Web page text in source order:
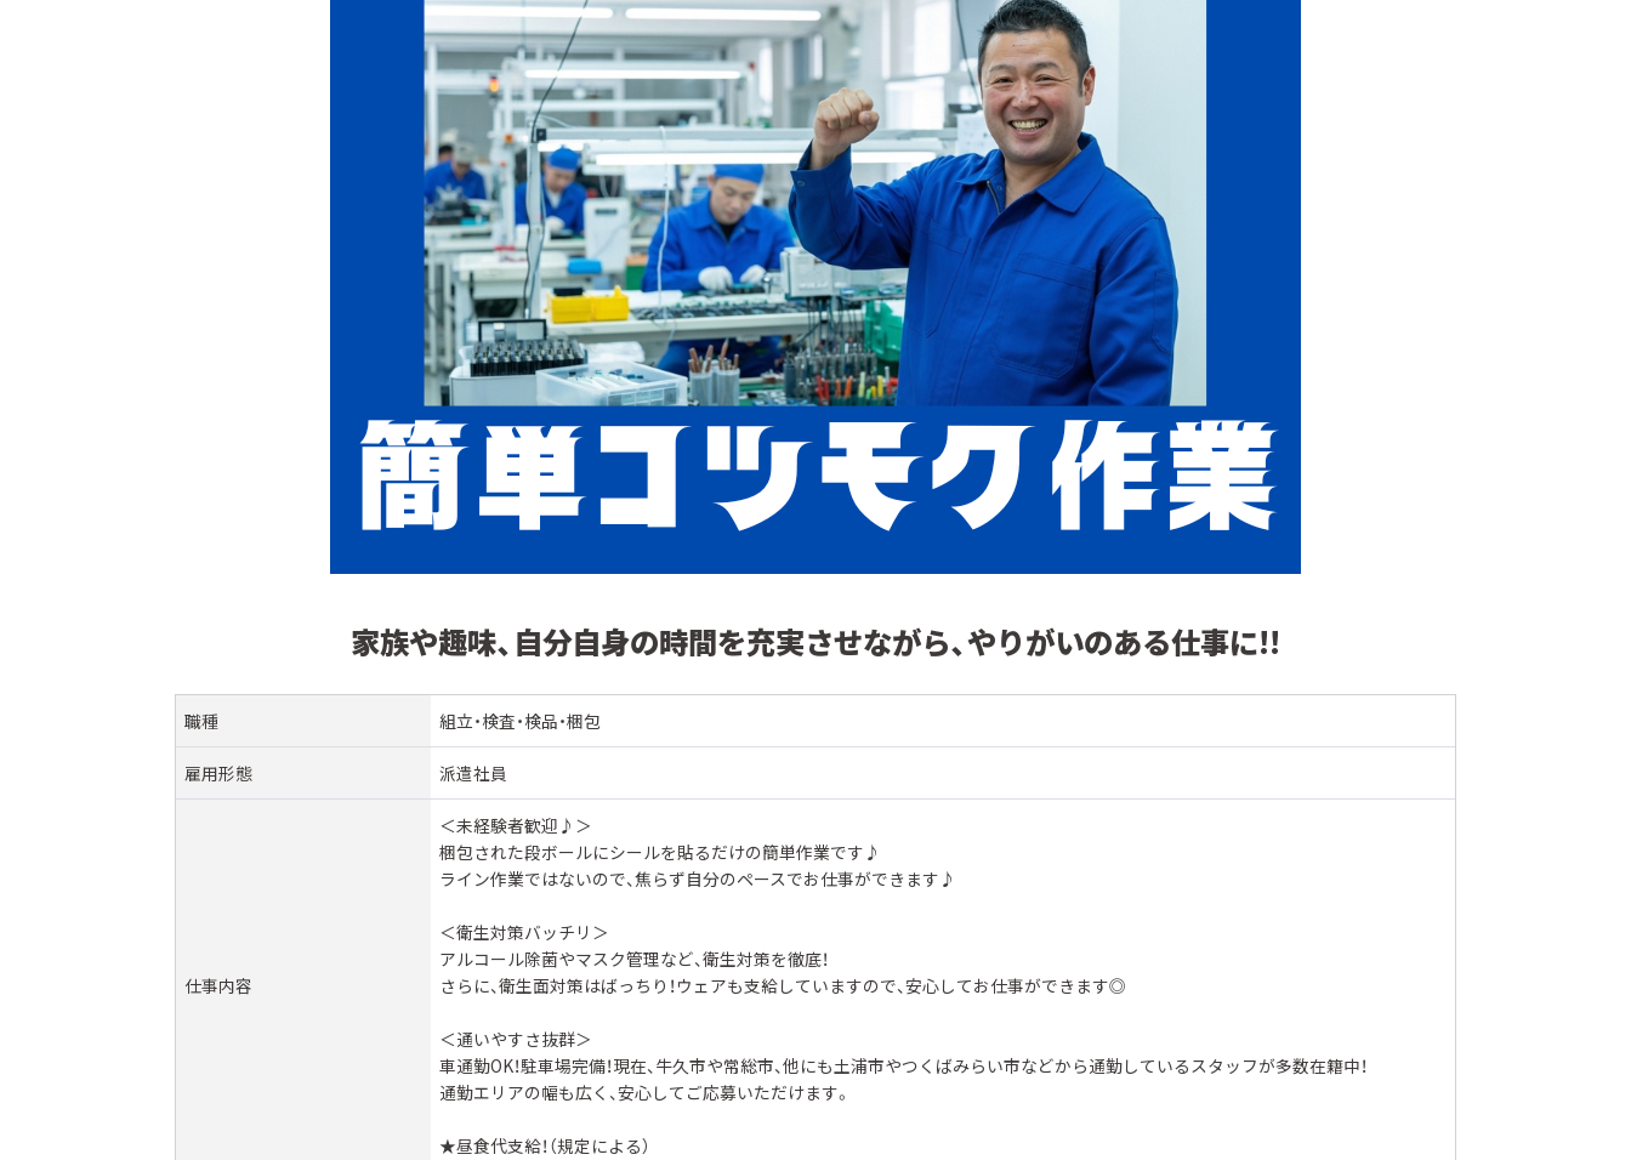
家族や趣味、自分自身の時間を充実させながら、やりがいのある仕事に!!
職種 組立・検査・検品・梱包
雇用形態 派遣社員
仕事内容
＜未経験者歓迎♪＞
梱包された段ボールにシールを貼るだけの簡単作業です♪
ライン作業ではないので、焦らず自分のペースでお仕事ができます♪
＜衛生対策バッチリ＞
アルコール除菌やマスク管理など、衛生対策を徹底！
さらに、衛生面対策はばっちり！ウェアも支給していますので、安心してお仕事ができます◎
＜通いやすさ抜群＞
車通勤OK！駐車場完備！現在、牛久市や常総市、他にも土浦市やつくばみらい市などから通勤しているスタッフが多数在籍中！
通勤エリアの幅も広く、安心してご応募いただけます。
★昼食代支給！（規定による）